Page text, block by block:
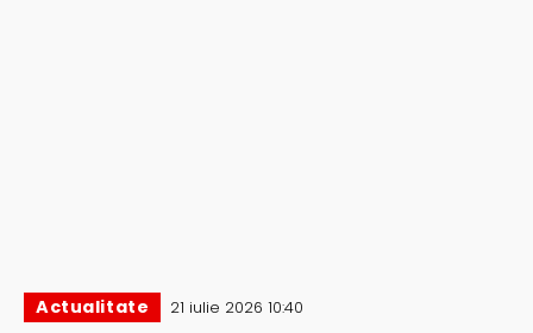
Actualitate 21 iulie 2026 10:40